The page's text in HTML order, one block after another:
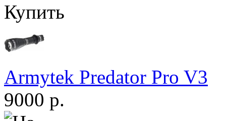
Купить
Armytek Predator Pro V3
9000 р.